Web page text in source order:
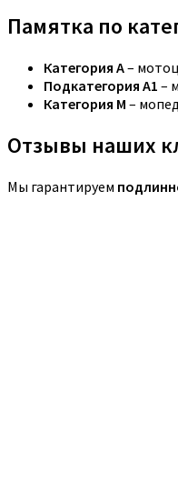
Памятка по
Категория A–
Подкатегория A1 –
Категория M –
Отзывы наших
Мы гарантируем